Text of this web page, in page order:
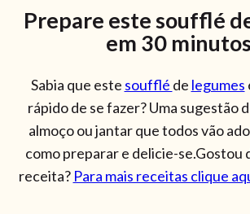
Prepare este soufflé
em 30
Sabia que este soufflé de legumes
rápido de se fazer? Uma sugestão
almoço ou jantar que todos vão
como preparar e delicie-se.Gostou
receita? Para mais receitas clique